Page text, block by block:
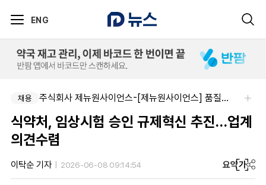
ENG
채용 주식회사 제뉴원사이언스-[제뉴원사이언스] 품질관리약사 모집(경력무관)
식약처, 임상시험 승인 규제혁신 추진…업계
의견수렴
이탁순 기자 2026-06-08 09:14:54 요약가